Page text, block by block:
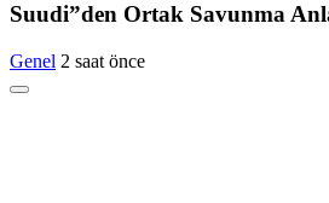
Suudi”den Ortak Savunma
Genel 2 saat önce